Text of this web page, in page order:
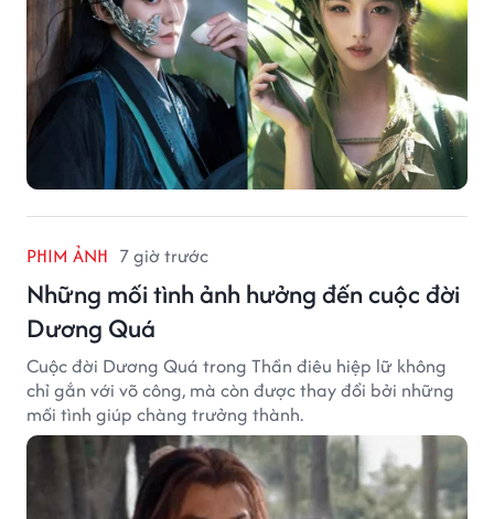
PHIM ẢNH 7 giờ trước
Những mối tình ảnh hưởng đến cuộc đời
Dương Quá
Cuộc đời Dương Quá trong Thần điêu hiệp lữ không
chỉ gắn với võ công, mà còn được thay đổi bởi những
mối tình giúp chàng trưởng thành.